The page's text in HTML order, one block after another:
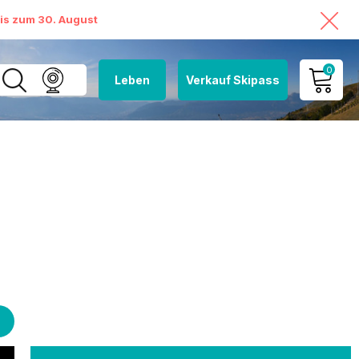
zum 30. August
Leben Verkauf Skipass
0
MEIN KONTO